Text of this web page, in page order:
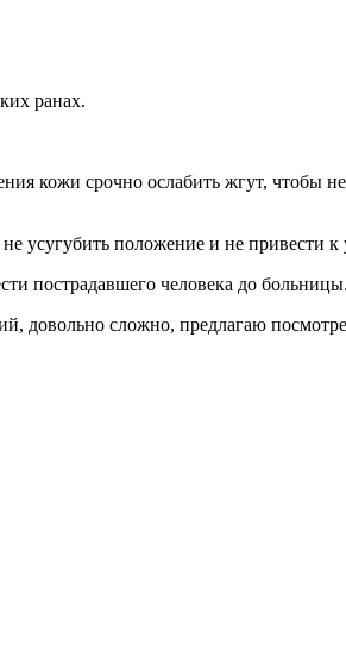
ранах.
кожи срочно ослабить жгут, чтобы
усугубить положение и не привести
пострадавшего человека до больницы.
довольно сложно, предлагаю